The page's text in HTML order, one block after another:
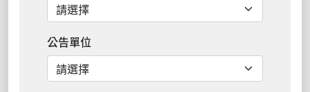
公告單位